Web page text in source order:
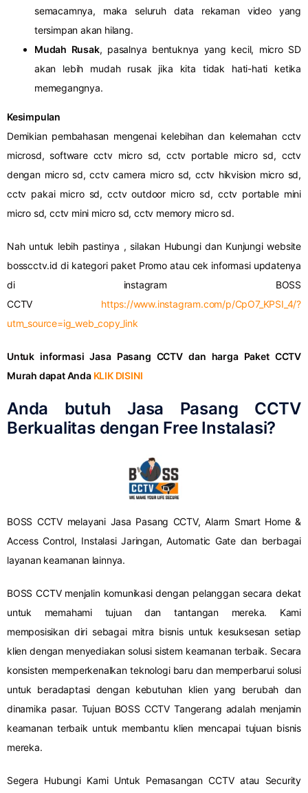
semacamnya, maka seluruh data rekaman video yang
tersimpan akan hilang.
Mudah Rusak, pasalnya bentuknya yang kecil, micro SD
akan lebih mudah rusak jika kita tidak hati-hati ketika
memegangnya.
Kesimpulan
Demikian pembahasan mengenai kelebihan dan kelemahan cctv
microsd, software cctv micro sd, cctv portable micro sd, cctv
dengan micro sd, cctv camera micro sd, cctv hikvision micro sd,
cctv pakai micro sd, cctv outdoor micro sd, cctv portable mini
micro sd, cctv mini micro sd, cctv memory micro sd.
Nah untuk lebih pastinya , silakan Hubungi dan Kunjungi website
bosscctv.id di kategori paket Promo atau cek informasi updatenya
di instagram BOSS
CCTV https://www.instagram.com/p/CpO7_KPSI_4/?
utm_source=ig_web_copy_link
Untuk informasi Jasa Pasang CCTV dan harga Paket CCTV
Murah dapat Anda KLIK DISINI
Anda butuh Jasa Pasang CCTV
Berkualitas dengan Free Instalasi?
BOSS CCTV melayani Jasa Pasang CCTV, Alarm Smart Home &
Access Control, Instalasi Jaringan, Automatic Gate dan berbagai
layanan keamanan lainnya.
BOSS CCTV menjalin komunikasi dengan pelanggan secara dekat
untuk memahami tujuan dan tantangan mereka. Kami
memposisikan diri sebagai mitra bisnis untuk kesuksesan setiap
klien dengan menyediakan solusi sistem keamanan terbaik. Secara
konsisten memperkenalkan teknologi baru dan memperbarui solusi
untuk beradaptasi dengan kebutuhan klien yang berubah dan
dinamika pasar. Tujuan BOSS CCTV Tangerang adalah menjamin
keamanan terbaik untuk membantu klien mencapai tujuan bisnis
mereka.
Segera Hubungi Kami Untuk Pemasangan CCTV atau Security